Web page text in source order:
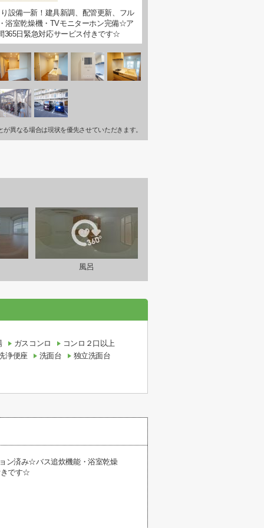
設備一新！建具新調、配管更新、フル
浴室乾燥機・TVモニターホン完備☆ア
365日緊急対応サービス付きです☆
異なる場合は現状を優先させていただきます。
風呂
ガスコンロ
コンロ２口以上
浄便座
洗面台 独立洗面台
ン済み☆バス追炊機能・浴室乾燥
きです☆